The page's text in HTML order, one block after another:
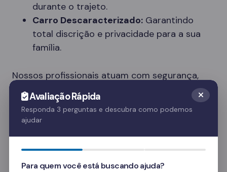
durante o trajeto.
Carro Descaracterizado: Garantindo
total discrição e privacidade para a sua
família.
Nossos profissionais atuam com segurança,
respeito e dignidade, entendendo a
sensibilidade do momento.
Cada paciente tem necessidades únicas. Nossa
Avaliação Rápida
Responda 3 perguntas e descubra como podemos
ajudar
Para quem você está buscando ajuda?